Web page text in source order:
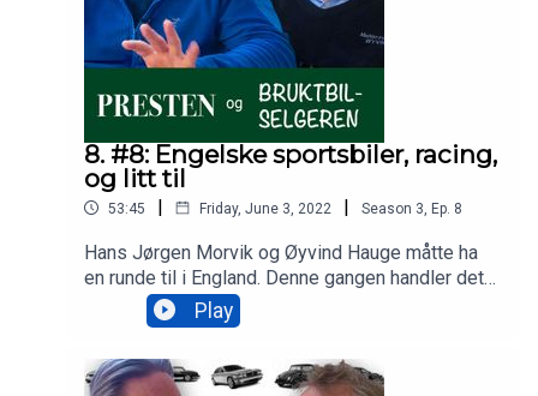
8. #8: Engelske sportsbiler, racing,
og litt til
53:45 | Friday, June 3, 2022 | Season 3, Ep. 8
Hans Jørgen Morvik og Øyvind Hauge måtte ha
en runde til i England. Denne gangen handler det
mest om Jaguar, Aston Martin og Lotus, altså
engelske biler med skikkelig fres.
Play